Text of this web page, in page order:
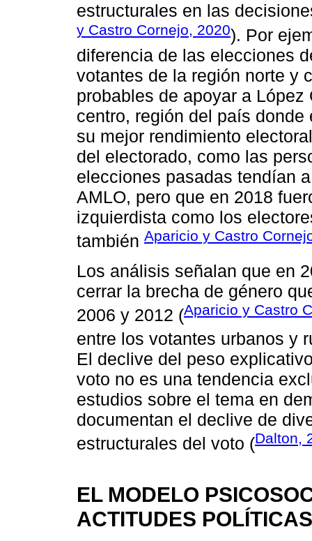
estructurales en las
y Castro Cornejo, 2020). Por
diferencia de las elecciones
votantes de la región norte y
probables de apoyar a
centro, región del país
su mejor rendimiento
del electorado, como las
elecciones pasadas tendían
AMLO, pero que en 2018
izquierdista como los
también Aparicio y Castro
Los análisis señalan que en
cerrar la brecha de género
2006 y 2012 (Aparicio y Castro
entre los votantes urbanos y
El declive del peso
voto no es una tendencia
estudios sobre el tema en
documentan el declive de
estructurales del voto (Dalton,
EL MODELO
ACTITUDES